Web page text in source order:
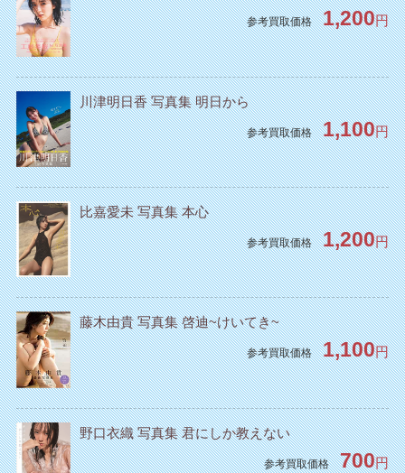
参考買取価格 1,200円
川津明日香 写真集 明日から
参考買取価格 1,100円
比嘉愛未 写真集 本心
参考買取価格 1,200円
藤木由貴 写真集 啓迪~けいてき~
参考買取価格 1,100円
野口衣織 写真集 君にしか教えない
参考買取価格 700円